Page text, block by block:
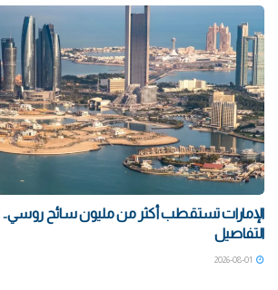
الإمارات تستقطب أكثر من مليون سائح
التفاصيل